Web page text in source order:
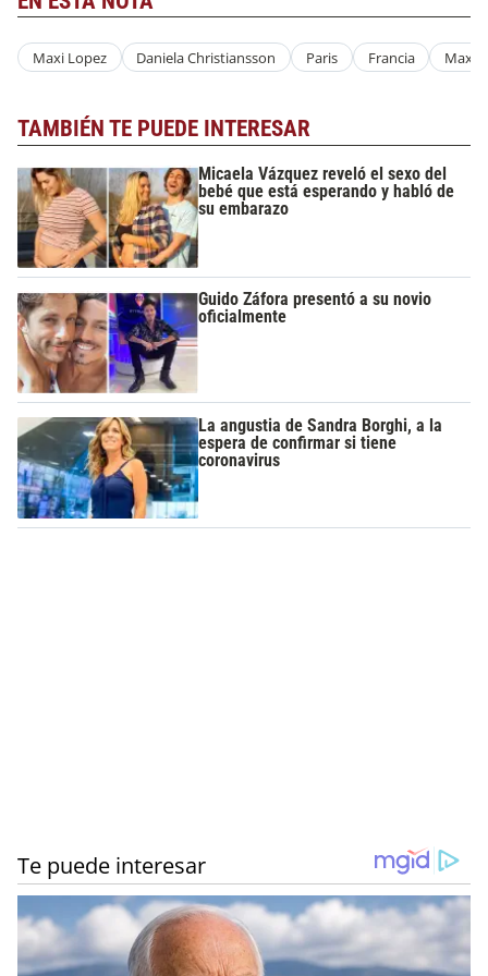
Maxi Lopez Daniela Christiansson Paris Francia Maxi
TAMBIÉN TE PUEDE INTERESAR
Micaela Vázquez reveló el sexo del
bebé que está esperando y habló de
su embarazo
Guido Záfora presentó a su novio
oficialmente
La angustia de Sandra Borghi, a la
espera de confirmar si tiene
coronavirus